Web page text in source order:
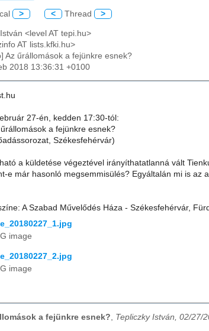
> < Thread >
<level AT tepi.hu>
AT lists.kfki.hu>
Az űrállomások a fejünkre esnek?
2018 13:36:31 +0100
27-én, kedden 17:30-tól:
a fejünkre esnek?
Székesfehérvár)
a küldetése végeztével irányíthatatlanná vált
e már hasonló megsemmisülés? Egyáltalán mi is
A Szabad Művelődés Háza - Székesfehérvár,
image
image
a fejünkre esnek?, Tepliczky István, 02/27/